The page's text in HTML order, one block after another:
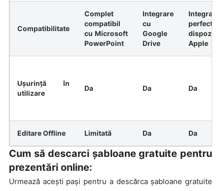
Compatibilitate
Complet
compatibil
cu Microsoft
PowerPoint
Integrare
cu
Google
Drive
Integrare
Apple
Ușurință în
utilizare
Da Da Da
Editare Offline Limitată Da Da
Cum să descarci șabloane gratuite pentru
prezentări online:
Urmează acești pași pentru a descărca șabloane gratuite